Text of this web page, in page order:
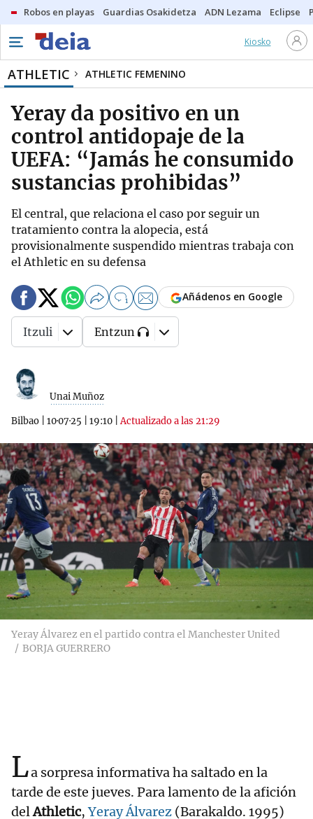
Robos en playas Guardias Osakidetza ADN Lezama Eclipse
Kiosko
ATHLETIC ATHLETIC FEMENINO
Yeray da positivo en un
control antidopaje de la
UEFA: “Jamás he consumido
sustancias prohibidas”
El central, que relaciona el caso por seguir un
tratamiento contra la alopecia, está
provisionalmente suspendido mientras trabaja con
el Athletic en su defensa
Unai Muñoz
Bilbao 10·07·25 19:10 |Actualizado a las 21:29
1 Añádenos en Google
Itzuli Entzun
Yeray Álvarez en el partido contra el Manchester United
BORJA GUERRERO
La sorpresa informativa ha saltado en la
tarde de este jueves. Para lamento de la afición
delAthletic,Yeray Álvarez (Barakaldo. 1995)